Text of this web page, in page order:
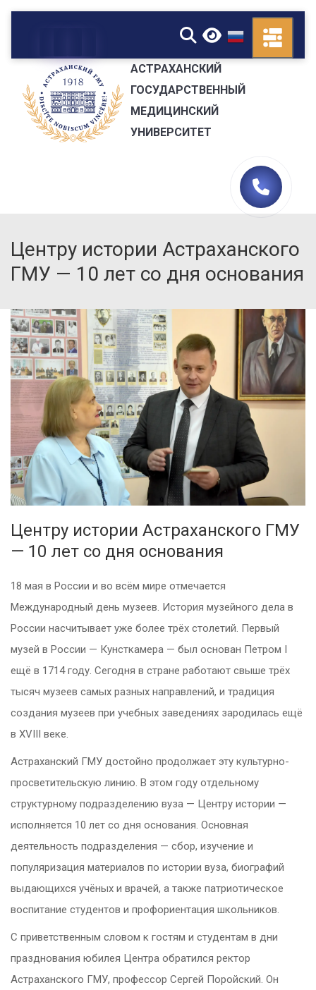
▼
АСТРАХАНСКИЙ
ГОСУДАРСТВЕННЫЙ
МЕДИЦИНСКИЙ
УНИВЕРСИТЕТ
Центру истории Астраханского
ГМУ — 10 лет со дня основания
Центру истории Астраханского ГМУ
— 10 лет со дня основания
18 мая в России и во всём мире отмечается
Международный день музеев. История музейного дела в
России насчитывает уже более трёх столетий. Первый
музей в России — Кунсткамера — был основан Петром I
ещё в 1714 году. Сегодня в стране работают свыше трёх
тысяч музеев самых разных направлений, и традиция
создания музеев при учебных заведениях зародилась ещё
в XVIII веке.
Астраханский ГМУ достойно продолжает эту культурно-
просветительскую линию. В этом году отдельному
структурному подразделению вуза — Центру истории —
исполняется 10 лет со дня основания. Основная
деятельность подразделения — сбор, изучение и
популяризация материалов по истории вуза, биографий
выдающихся учёных и врачей, а также патриотическое
воспитание студентов и профориентация школьников.
С приветственным словом к гостям и студентам в дни
празднования юбилея Центра обратился ректор
Астраханского ГМУ, профессор Сергей Поройский. Он